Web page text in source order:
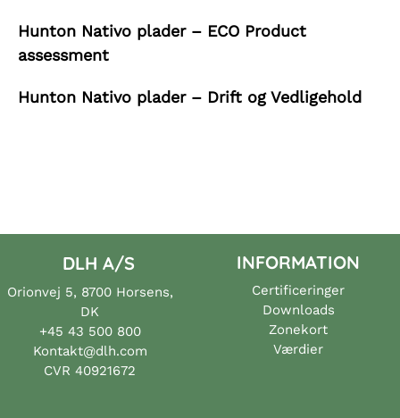
Hunton Nativo plader – ECO Product
assessment
Hunton Nativo plader – Drift og Vedligehold
DLH A/S
Orionvej 5, 8700 Horsens,
DK
+45 43 500 800
Kontakt@dlh.com
CVR 40921672
INFORMATION
Certificeringer
Downloads
Zonekort
Værdier